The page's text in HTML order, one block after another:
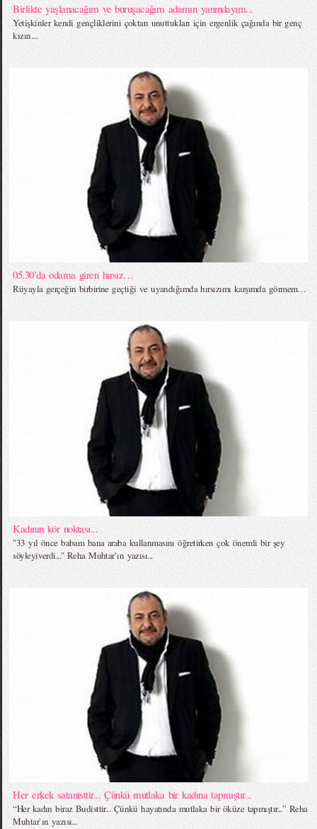
Birlikte yaşlanacağım ve buruşacağım adamın yanındayım...
Yetişkinler kendi gençliklerini çoktan unuttukları için ergenlik çağında bir genç
kızın....
05.30’da odama giren hırsız…
Rüyayla gerçeğin birbirine geçtiği ve uyandığımda hırsızımı karşımda görmem…
Kadının kör noktası...
"33 yıl önce babam bana araba kullanmasını öğretirken çok önemli bir şey
söyleyiverdi..." Reha Muhtar`ın yazısı...
Her erkek satanisttir... Çünkü mutlaka bir kadına tapmıştır...
“Her kadın biraz Budisttir... Çünkü hayatında mutlaka bir öküze tapmıştır...” Reha
Muhtar`ın yazısı...